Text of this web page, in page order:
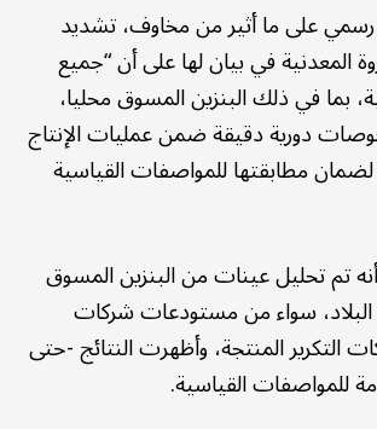
على ما أثير من مخاوف، تشديد
المعدنية في بيان لها على أن “جميع
بما في ذلك البنزين المسوق محليا،
دورية دقيقة ضمن عمليات الإنتاج
لضمان مطابقتها للمواصفات القياسية
تم تحليل عينات من البنزين المسوق
سواء من مستودعات شركات
التكرير المنتجة، وأظهرت النتائج -حتى
للمواصفات القياسية.